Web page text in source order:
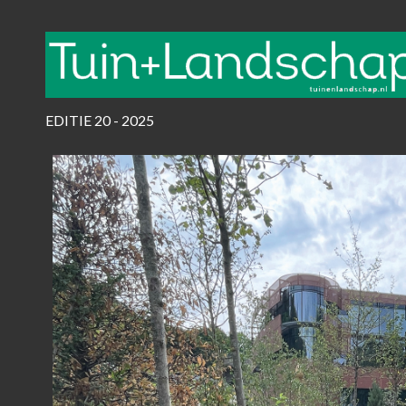
EDITIE 20 - 2025